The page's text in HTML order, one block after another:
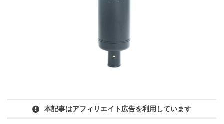
本記事はアフィリエイト広告を利用しています